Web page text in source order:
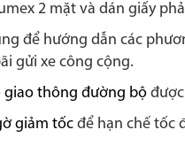
2 mặt và dán giấy
để hướng dẫn các
gửi xe công cộng.
giao thông đường bộ
giảm tốc để hạn chế tốc